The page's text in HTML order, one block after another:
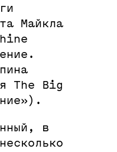
Майкла
The Big
в